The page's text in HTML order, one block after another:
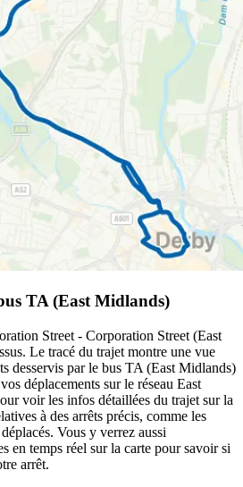
TA (East Midlands)
Street - Corporation Street (East
Le tracé du trajet montre une vue
desservis par le bus TA (East Midlands)
déplacements sur le réseau East
voir les infos détaillées du trajet sur la
à des arrêts précis, comme les
Vous y verrez aussi
en temps réel sur la carte pour savoir si
arrêt.